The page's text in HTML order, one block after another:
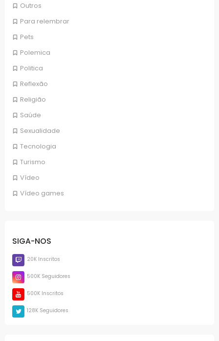
Outros
Para relembrar
Pets
Polemica
Politica
Reflexão
Religião
Saúde
Sexualidade
Tecnologia
Turismo
Vídeo
Vídeo games
SIGA-NOS
20K Inscritos
500K Seguidores
500K Inscritos
128K Seguidores